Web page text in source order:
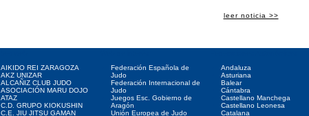
leer noticia >>
AIKIDO REI ZARAGOZA
AKZ UNIZAR
ALCAÑIZ CLUB JUDO
ASOCIACIÓN MARU DOJO
ATAZ
C.D. GRUPO KIOKUSHIN
C.E. JIU JITSU GAMAN
Federación Española de
Judo
Federación Internacional de
Judo
Juegos Esc. Gobierno de
Aragón
Unión Europea de Judo
Andaluza
Asturiana
Balear
Cántabra
Castellano Manchega
Castellano Leonesa
Catalana